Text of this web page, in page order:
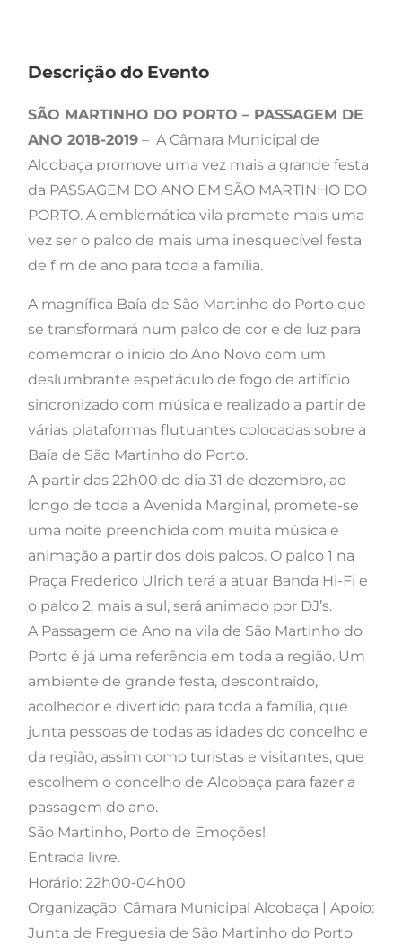
Descrição do Evento
SÃO MARTINHO DO PORTO – PASSAGEM DE
ANO 2018-2019 – A Câmara Municipal de
Alcobaça promove uma vez mais a grande festa
da PASSAGEM DO ANO EM SÃO MARTINHO DO
PORTO. A emblemática vila promete mais uma
vez ser o palco de mais uma inesquecível festa
de fim de ano para toda a família.
A magnífica Baía de São Martinho do Porto que
se transformará num palco de cor e de luz para
comemorar o início do Ano Novo com um
deslumbrante espetáculo de fogo de artifício
sincronizado com música e realizado a partir de
várias plataformas flutuantes colocadas sobre a
Baía de São Martinho do Porto.
A partir das 22h00 do dia 31 de dezembro, ao
longo de toda a Avenida Marginal, promete-se
uma noite preenchida com muita música e
animação a partir dos dois palcos. O palco 1 na
Praça Frederico Ulrich terá a atuar Banda Hi-Fi e
o palco 2, mais a sul, será animado por DJ’s.
A Passagem de Ano na vila de São Martinho do
Porto é já uma referência em toda a região. Um
ambiente de grande festa, descontraído,
acolhedor e divertido para toda a família, que
junta pessoas de todas as idades do concelho e
da região, assim como turistas e visitantes, que
escolhem o concelho de Alcobaça para fazer a
passagem do ano.
São Martinho, Porto de Emoções!
Entrada livre.
Horário: 22h00-04h00
Organização: Câmara Municipal Alcobaça | Apoio:
Junta de Freguesia de São Martinho do Porto